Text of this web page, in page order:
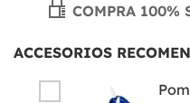
COMPRA 100%
ACCESORIOS